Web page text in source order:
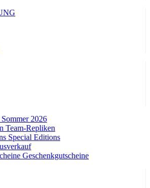
Sommer 2026
Team-Repliken
Special Editions
Geschenkgutscheine